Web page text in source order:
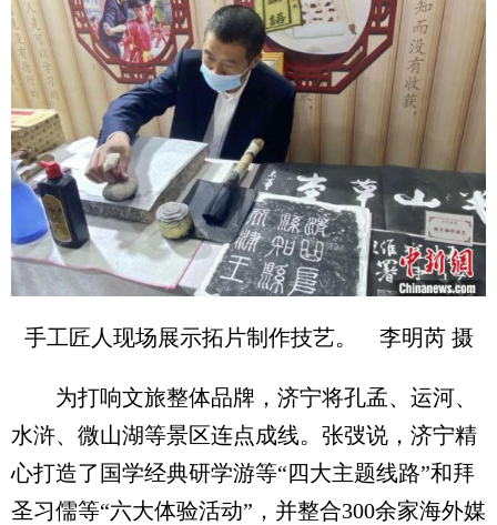
手工匠人现场展示拓片制作技艺。 李明芮 摄
为打响文旅整体品牌，济宁将孔孟、运河、
水浒、微山湖等景区连点成线。张弢说，济宁精
心打造了国学经典研学游等“四大主题线路”和拜
圣习儒等“六大体验活动”，并整合300余家海外媒